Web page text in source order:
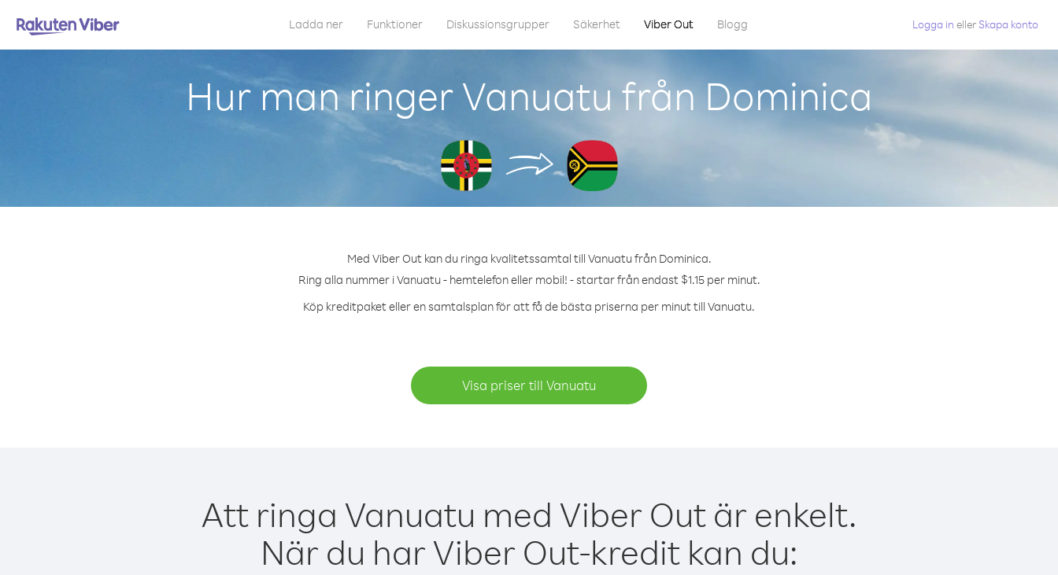
Ladda ner Funktioner Diskussionsgrupper Säkerhet Viber Out Blogg Logga in eller Skapa konto
Hur man ringer Vanuatu från Dominica
Med Viber Out kan du ringa kvalitetssamtal till Vanuatu från Dominica.
Ring alla nummer i Vanuatu - hemtelefon eller mobil! - startar från endast $1.15 per minut.
Köp kreditpaket eller en samtalsplan för att få de bästa priserna per minut till Vanuatu.
Visa priser till Vanuatu
Att ringa Vanuatu med Viber Out är enkelt.
När du har Viber Out-kredit kan du: